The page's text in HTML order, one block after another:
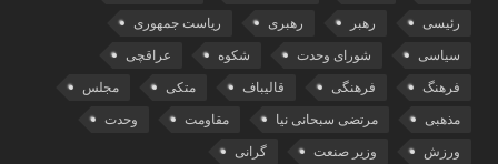
رئیسی رهبر رهبری ریاست جمهوری
سیاسی شورای وحدت شکوه عراقچی
فرهنگ فرهنگی قالیباف متکی مجلس
مذهبی مرتضی سبحانی نیا مقاومت وحدت
ورزش وزیر صنعت گرانی